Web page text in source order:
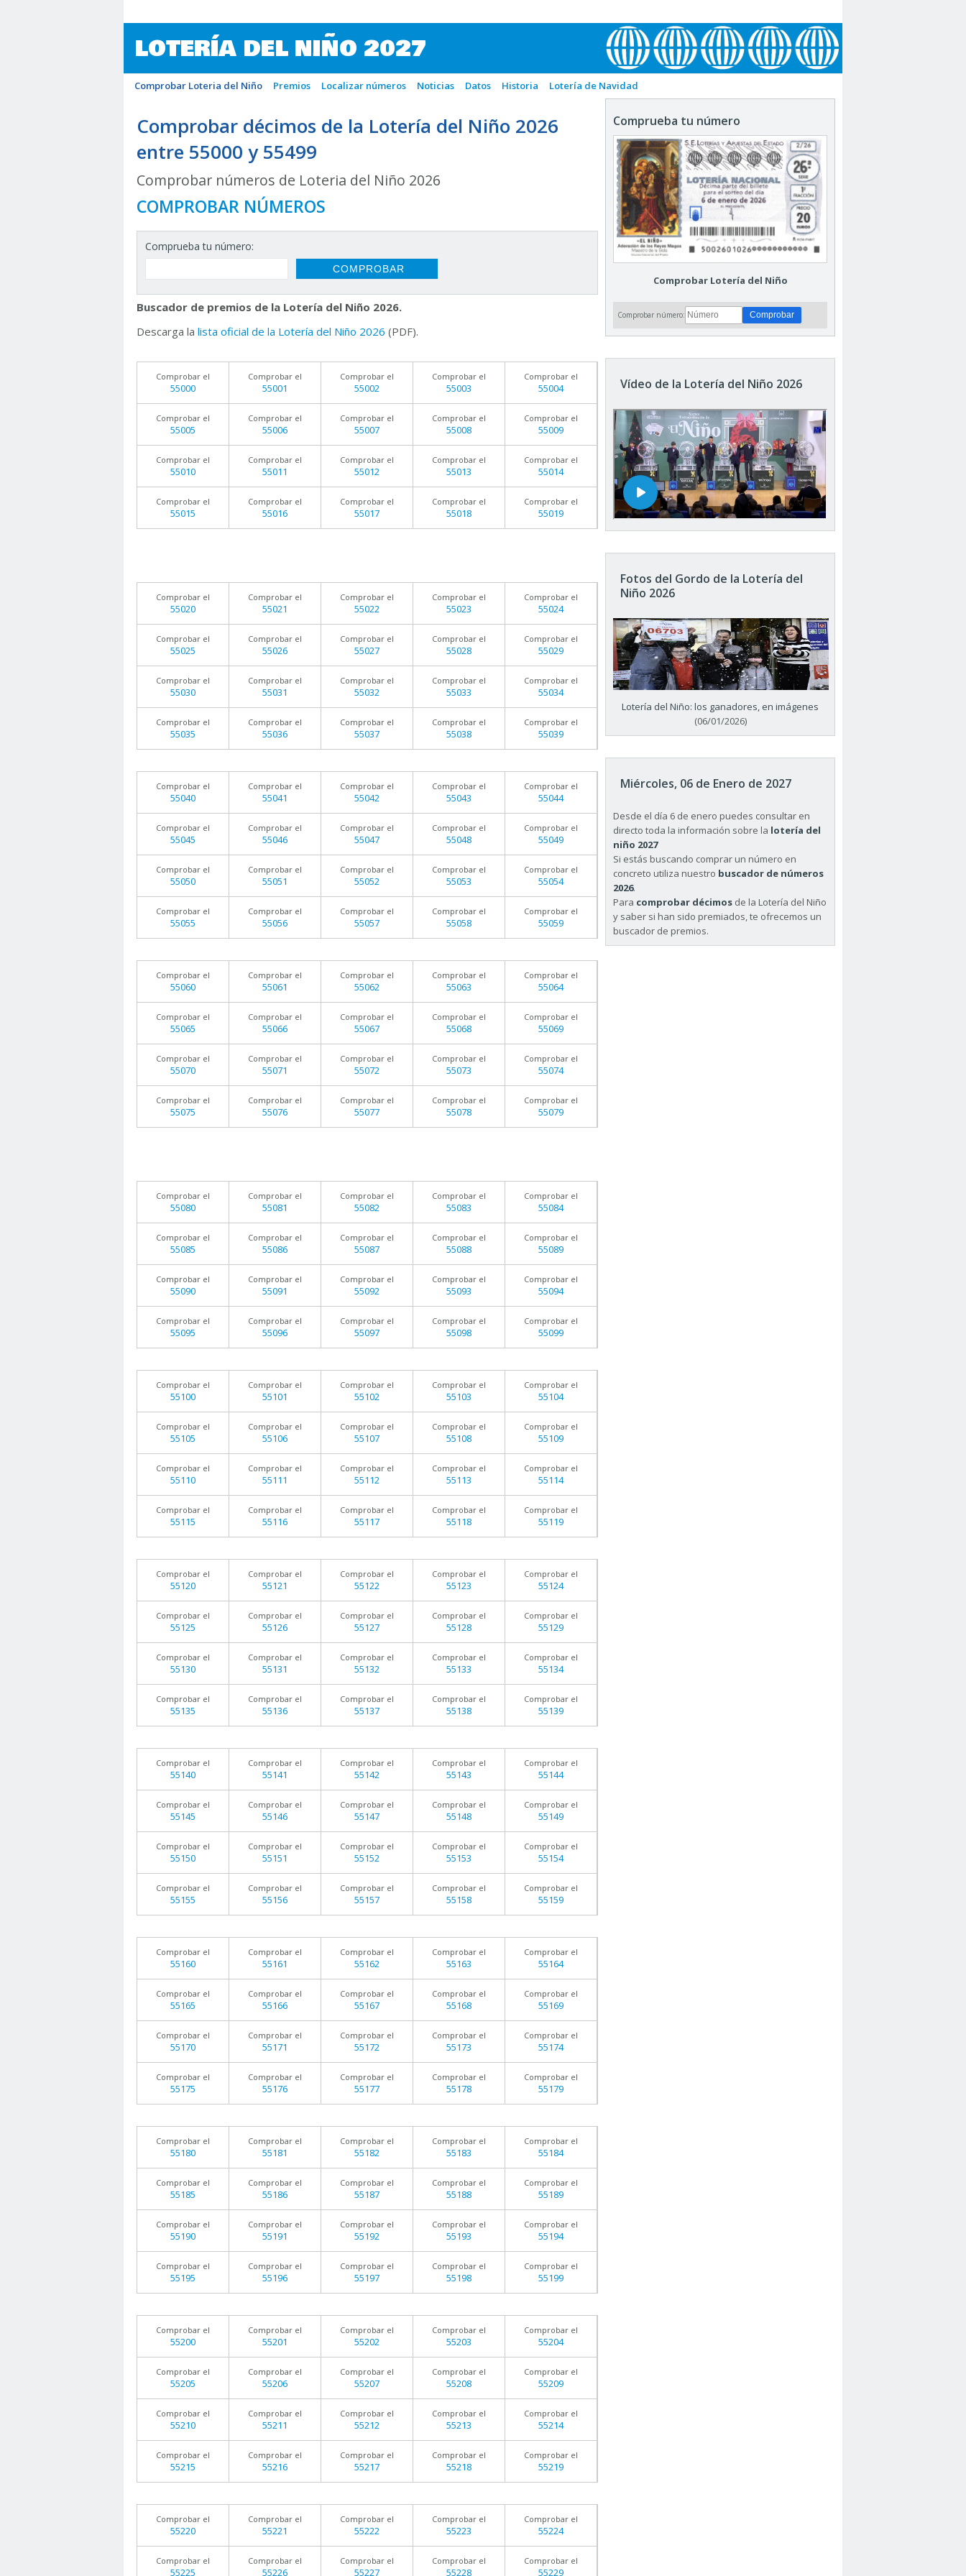
LOTERÍA DEL NIÑO 2027
Comprobar Loteria del Niño Premios Localizar números Noticias Datos Historia Lotería de Navidad
Comprobar décimos de la Lotería del Niño 2026
entre 55000 y 55499
Comprobar números de Loteria del Niño 2026
COMPROBAR NÚMEROS
Comprueba tu número:
Buscador de premios de la Lotería del Niño 2026.
Descarga la lista oficial de la Lotería del Niño 2026 (PDF).
Comprobar el
55000
Comprobar el
55001
Comprobar el
55002
Comprobar el
55003
Comprobar el
55004
Comprobar el
55005
Comprobar el
55006
Comprobar el
55007
Comprobar el
55008
Comprobar el
55009
Comprobar el
55010
Comprobar el
55011
Comprobar el
55012
Comprobar el
55013
Comprobar el
55014
Comprobar el
55015
Comprobar el
55016
Comprobar el
55017
Comprobar el
55018
Comprobar el
55019
Comprobar el
55020
Comprobar el
55021
Comprobar el
55022
Comprobar el
55023
Comprobar el
55024
Comprobar el
55025
Comprobar el
55026
Comprobar el
55027
Comprobar el
55028
Comprobar el
55029
Comprobar el
55030
Comprobar el
55031
Comprobar el
55032
Comprobar el
55033
Comprobar el
55034
Comprobar el
55035
Comprobar el
55036
Comprobar el
55037
Comprobar el
55038
Comprobar el
55039
Comprobar el
55040
Comprobar el
55041
Comprobar el
55042
Comprobar el
55043
Comprobar el
55044
Comprobar el
55045
Comprobar el
55046
Comprobar el
55047
Comprobar el
55048
Comprobar el
55049
Comprobar el
55050
Comprobar el
55051
Comprobar el
55052
Comprobar el
55053
Comprobar el
55054
Comprobar el
55055
Comprobar el
55056
Comprobar el
55057
Comprobar el
55058
Comprobar el
55059
Comprobar el
55060
Comprobar el
55061
Comprobar el
55062
Comprobar el
55063
Comprobar el
55064
Comprobar el
55065
Comprobar el
55066
Comprobar el
55067
Comprobar el
55068
Comprobar el
55069
Comprobar el
55070
Comprobar el
55071
Comprobar el
55072
Comprobar el
55073
Comprobar el
55074
Comprobar el
55075
Comprobar el
55076
Comprobar el
55077
Comprobar el
55078
Comprobar el
55079
Comprobar el
55080
Comprobar el
55081
Comprobar el
55082
Comprobar el
55083
Comprobar el
55084
Comprobar el
55085
Comprobar el
55086
Comprobar el
55087
Comprobar el
55088
Comprobar el
55089
Comprobar el
55090
Comprobar el
55091
Comprobar el
55092
Comprobar el
55093
Comprobar el
55094
Comprobar el
55095
Comprobar el
55096
Comprobar el
55097
Comprobar el
55098
Comprobar el
55099
Comprobar el
55100
Comprobar el
55101
Comprobar el
55102
Comprobar el
55103
Comprobar el
55104
Comprobar el
55105
Comprobar el
55106
Comprobar el
55107
Comprobar el
55108
Comprobar el
55109
Comprobar el
55110
Comprobar el
55111
Comprobar el
55112
Comprobar el
55113
Comprobar el
55114
Comprobar el
55115
Comprobar el
55116
Comprobar el
55117
Comprobar el
55118
Comprobar el
55119
Comprobar el
55120
Comprobar el
55121
Comprobar el
55122
Comprobar el
55123
Comprobar el
55124
Comprobar el
55125
Comprobar el
55126
Comprobar el
55127
Comprobar el
55128
Comprobar el
55129
Comprobar el
55130
Comprobar el
55131
Comprobar el
55132
Comprobar el
55133
Comprobar el
55134
Comprobar el
55135
Comprobar el
55136
Comprobar el
55137
Comprobar el
55138
Comprobar el
55139
Comprobar el
55140
Comprobar el
55141
Comprobar el
55142
Comprobar el
55143
Comprobar el
55144
Comprobar el
55145
Comprobar el
55146
Comprobar el
55147
Comprobar el
55148
Comprobar el
55149
Comprobar el
55150
Comprobar el
55151
Comprobar el
55152
Comprobar el
55153
Comprobar el
55154
Comprobar el
55155
Comprobar el
55156
Comprobar el
55157
Comprobar el
55158
Comprobar el
55159
Comprobar el
55160
Comprobar el
55161
Comprobar el
55162
Comprobar el
55163
Comprobar el
55164
Comprobar el
55165
Comprobar el
55166
Comprobar el
55167
Comprobar el
55168
Comprobar el
55169
Comprobar el
55170
Comprobar el
55171
Comprobar el
55172
Comprobar el
55173
Comprobar el
55174
Comprobar el
55175
Comprobar el
55176
Comprobar el
55177
Comprobar el
55178
Comprobar el
55179
Comprobar el
55180
Comprobar el
55181
Comprobar el
55182
Comprobar el
55183
Comprobar el
55184
Comprobar el
55185
Comprobar el
55186
Comprobar el
55187
Comprobar el
55188
Comprobar el
55189
Comprobar el
55190
Comprobar el
55191
Comprobar el
55192
Comprobar el
55193
Comprobar el
55194
Comprobar el
55195
Comprobar el
55196
Comprobar el
55197
Comprobar el
55198
Comprobar el
55199
Comprobar el
55200
Comprobar el
55201
Comprobar el
55202
Comprobar el
55203
Comprobar el
55204
Comprobar el
55205
Comprobar el
55206
Comprobar el
55207
Comprobar el
55208
Comprobar el
55209
Comprobar el
55210
Comprobar el
55211
Comprobar el
55212
Comprobar el
55213
Comprobar el
55214
Comprobar el
55215
Comprobar el
55216
Comprobar el
55217
Comprobar el
55218
Comprobar el
55219
Comprobar el
55220
Comprobar el
55221
Comprobar el
55222
Comprobar el
55223
Comprobar el
55224
Comprobar el
55225
Comprobar el
55226
Comprobar el
55227
Comprobar el
55228
Comprobar el
55229
Comprueba tu número
Comprobar Lotería del Niño
Comprobar número:
Vídeo de la Lotería del Niño 2026
Fotos del Gordo de la Lotería del
Niño 2026
Lotería del Niño: los ganadores, en imágenes
(06/01/2026)
Miércoles, 06 de Enero de 2027
Desde el día 6 de enero puedes consultar en
directo toda la información sobre la lotería del
niño 2027
Si estás buscando comprar un número en
concreto utiliza nuestro buscador de números
2026.
Para comprobar décimos de la Lotería del Niño
y saber si han sido premiados, te ofrecemos un
buscador de premios.